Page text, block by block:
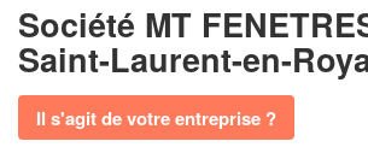
Société MT
Saint-Laurent-en-
Il s'agit de votre entreprise ?